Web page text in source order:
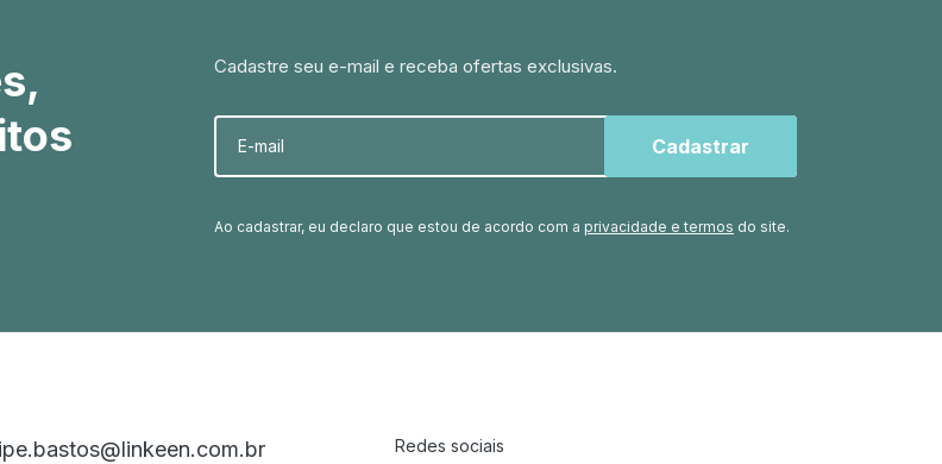
Cadastre seu e-mail e receba ofertas exclusivas.
E-mail
Ao cadastrar, eu declaro que estou de acordo com a privacidade e termos do site.
Redes sociais